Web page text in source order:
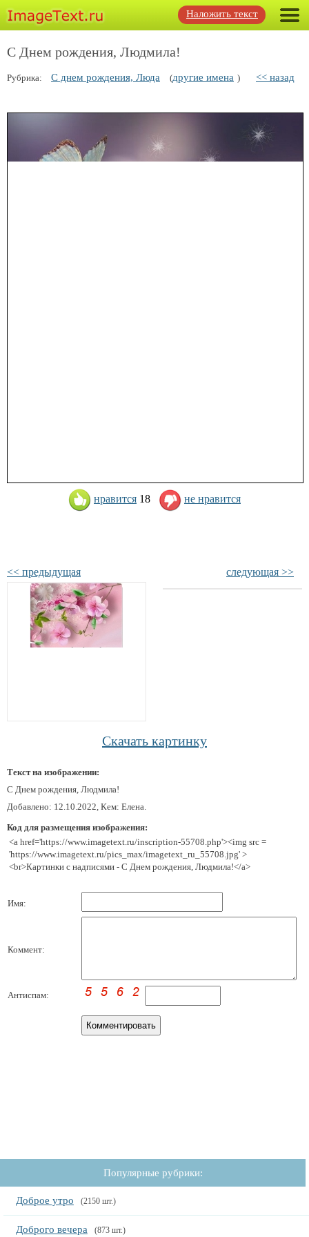
Наложить текст
С Днем рождения, Людмила!
Рубрика: С днем рождения, Люда (другие имена ) << назад
нравится 18 не нравится
<< предыдущая следующая >>
Скачать картинку
Текст на изображении:
С Днем рождения, Людмила!
Добавлено: 12.10.2022, Кем: Елена.
Код для размещения изображения:
<a href='https://www.imagetext.ru/inscription-55708.php'><img src =
'https://www.imagetext.ru/pics_max/imagetext_ru_55708.jpg' >
<br>Картинки с надписями - С Днем рождения, Людмила!</a>
Имя:
Коммент:
Антиспам:
Популярные рубрики:
Доброе утро (2150 шт.)
Доброго вечера (873 шт.)